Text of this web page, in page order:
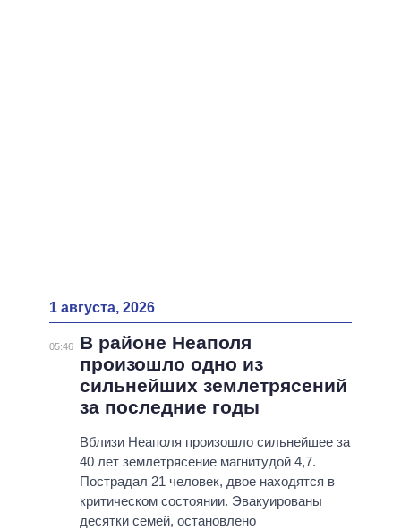
1 августа, 2026
05:46
В районе Неаполя
произошло одно из
сильнейших землетрясений
за последние годы
Вблизи Неаполя произошло сильнейшее за
40 лет землетрясение магнитудой 4,7.
Пострадал 21 человек, двое находятся в
критическом состоянии. Эвакуированы
десятки семей, остановлено